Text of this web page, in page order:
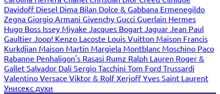
Davidoff Diesel Dima Bilan Dolce & Gabbana Ermenegildo
Zegna Giorgio Armani Givenchy Gucci Guerlain Hermes
Hugo Boss Issey Miyake Jacques Bogart Jaguar Jean Paul
Gaultier Joop! Kenzo Lacoste Louis Vuitton Maison Francis
Kurkdjian Maison Martin Margiela Montblanc Moschino Paco
Rabanne Penhaligon's Rasasi Rumz Ralph Lauren Roger &
Gallet Salvador Dali Sergio Tacchini Tom Ford Trussardi
Valentino Versace Viktor & RolfXerjoffYves Saint Laurent
Унисекс духи